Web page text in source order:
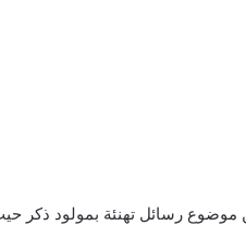
رسائل تهنئة بمولود ذكر